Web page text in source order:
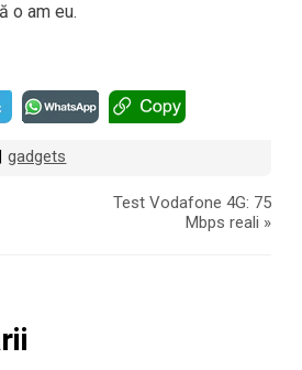
o am eu.
gadgets
Test Vodafone 4G: 75
Mbps reali »